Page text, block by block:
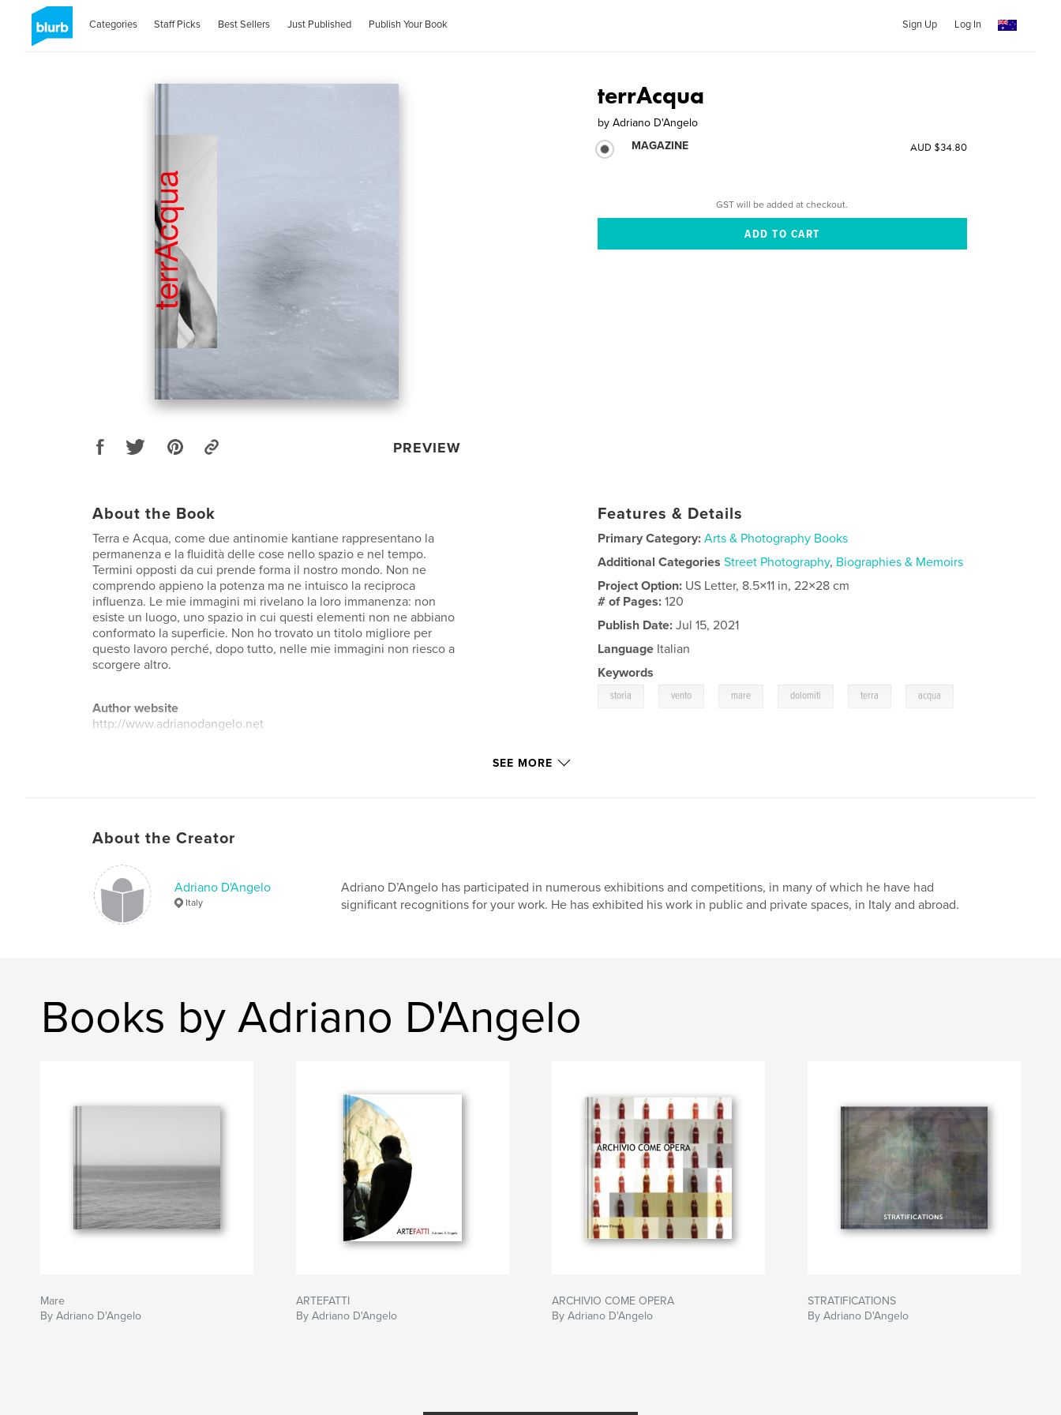
Categories Staff Picks Best Sellers Just Published Publish Your Book Sign Up Log In
PREVIEW
terrAcqua
by Adriano D'Angelo
MAGAZINE
AUD $34.80
GST will be added at checkout.
About the Book
Terra e Acqua, come due antinomie kantiane rappresentano la
permanenza e la fluidità delle cose nello spazio e nel tempo.
Termini opposti da cui prende forma il nostro mondo. Non ne
comprendo appieno la potenza ma ne intuisco la reciproca
influenza. Le mie immagini mi rivelano la loro immanenza: non
esiste un luogo, uno spazio in cui questi elementi non ne abbiano
conformato la superficie. Non ho trovato un titolo migliore per
questo lavoro perché, dopo tutto, nelle mie immagini non riesco a
scorgere altro.
Author website
http://www.adrianodangelo.net
Features & Details
Primary Category: Arts & Photography Books
Additional Categories Street Photography, Biographies & Memoirs
Project Option: US Letter, 8.5×11 in, 22×28 cm
# of Pages:120
Publish Date: Jul 15, 2021
Language Italian
Keywords
storia vento mare dolomiti terra acqua
SEE MORE
About the Creator
Adriano D'Angelo
Italy
Adriano D’Angelo has participated in numerous exhibitions and competitions, in many of which he have had
significant recognitions for your work. He has exhibited his work in public and private spaces, in Italy and abroad.
Books by Adriano D'Angelo
Mare
By Adriano D'Angelo
ARTEFATTI
By Adriano D'Angelo
ARCHIVIO COME OPERA
By Adriano D'Angelo
STRATIFICATIONS
By Adriano D'Angelo